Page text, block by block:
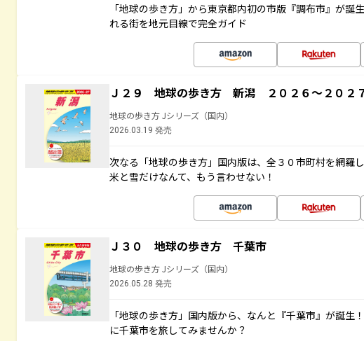
「地球の歩き方」から東京都内初の市版『調布市』が
れる街を地元目線で完全ガイド
Ｊ２９ 地球の歩き方 新潟 ２０２６～２０２
地球の歩き方 Jシリーズ（国内）
2026.03.19 発売
次なる「地球の歩き方」国内版は、全３０市町村を網羅
米と雪だけなんて、もう言わせない！
Ｊ３０ 地球の歩き方 千葉市
地球の歩き方 Jシリーズ（国内）
2026.05.28 発売
「地球の歩き方」国内版から、なんと『千葉市』が誕
に千葉市を旅してみませんか？